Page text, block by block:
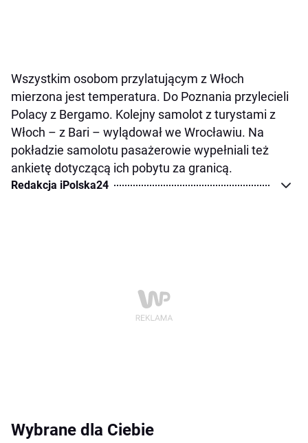
Wszystkim osobom przylatującym z Włoch
mierzona jest temperatura. Do Poznania przylecieli
Polacy z Bergamo. Kolejny samolot z turystami z
Włoch – z Bari – wylądował we Wrocławiu. Na
pokładzie samolotu pasażerowie wypełniali też
ankietę dotyczącą ich pobytu za granicą.
Redakcja iPolska24
Wybrane dla Ciebie